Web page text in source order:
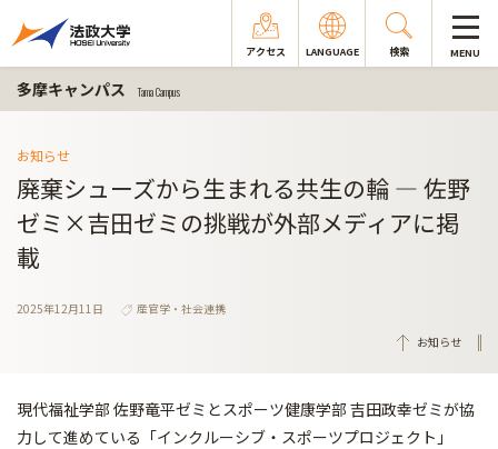
アクセス LANGUAGE 検索 MENU
多摩キャンパス Tama Campus
お知らせ
廃棄シューズから生まれる共生の輪 ― 佐野
ゼミ×吉田ゼミの挑戦が外部メディアに掲
載
2025年12月11日
産官学・社会連携
お知らせ
現代福祉学部 佐野竜平ゼミとスポーツ健康学部 吉田政幸ゼミが協
力して進めている「インクルーシブ・スポーツプロジェクト」